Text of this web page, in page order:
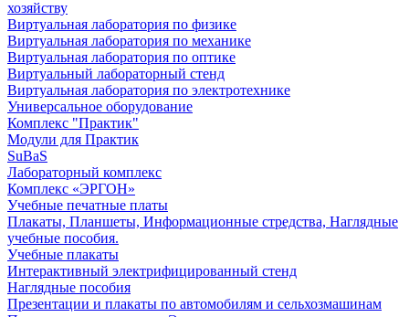
хозяйству
Виртуальная лаборатория по физике
Виртуальная лаборатория по механике
Виртуальная лаборатория по оптике
Виртуальный лабораторный стенд
Виртуальная лаборатория по электротехнике
Универсальное оборудование
Комплекс "Практик"
Модули для Практик
SuBaS
Лабораторный комплекс
Комплекс «ЭРГОН»
Учебные печатные платы
Плакаты, Планшеты, Информационные стредства, Наглядные
учебные пособия.
Учебные плакаты
Интерактивный электрифицированный стенд
Наглядные пособия
Презентации и плакаты по автомобилям и сельхозмашинам